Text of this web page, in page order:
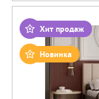
Хит продаж
Новинка